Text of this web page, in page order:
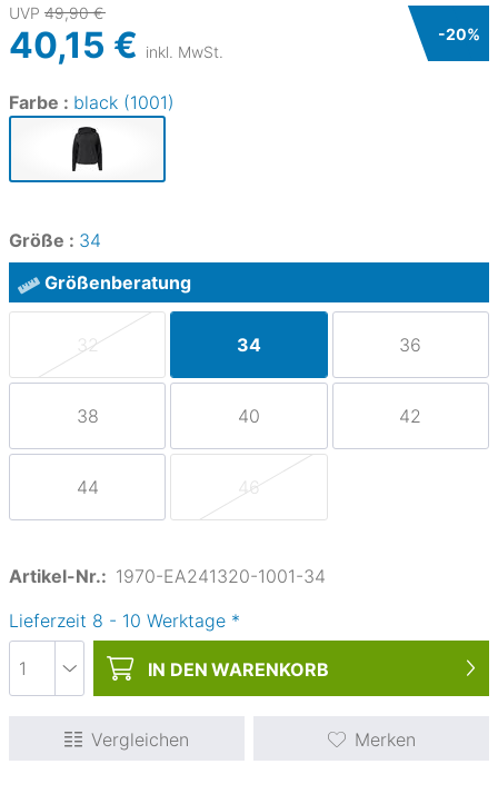
UVP 49,90 €
40,15 € inkl. MwSt.
-20%
Farbe : black (1001)
Größe : 34
Größenberatung
32 34 36
38 40 42
44 46
Artikel-Nr.: 1970-EA241320-1001-34
Lieferzeit 8 - 10 Werktage *
IN DEN WARENKORB
Vergleichen Merken